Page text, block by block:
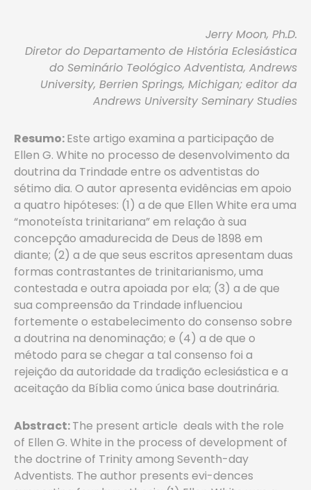
Jerry Moon, Ph.D.
Diretor do Departamento de História Eclesiástica
do Seminário Teológico Adventista, Andrews
University, Berrien Springs, Michigan; editor da
Andrews University Seminary Studies
Resumo:Este artigo examina a participação de
Ellen G. White no processo de desenvolvimento da
doutrina da Trindade entre os adventistas do
sétimo dia. O autor apresenta evidências em apoio
a quatro hipóteses: (1) a de que Ellen White era uma
“monoteísta trinitariana” em relação à sua
concepção amadurecida de Deus de 1898 em
diante; (2) a de que seus escritos apresentam duas
formas contrastantes de trinitarianismo, uma
contestada e outra apoiada por ela; (3) a de que
sua compreensão da Trindade influenciou
fortemente o estabelecimento do consenso sobre
a doutrina na denominação; e (4) a de que o
método para se chegar a tal consenso foi a
rejeição da autoridade da tradição eclesiástica e a
aceitação da Bíblia como única base doutrinária.
Abstract:The present article deals with the role
of Ellen G. White in the process of development of
the doctrine of Trinity among Seventh-day
Adventists. The author presents evi-dences